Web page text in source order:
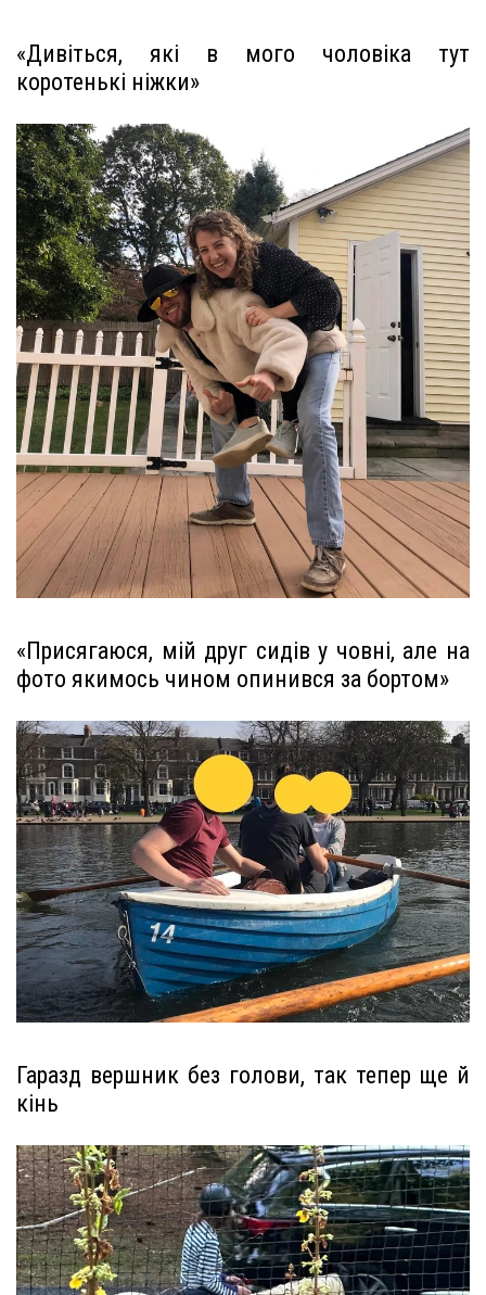
«Дивіться, які в мого чоловіка тут
коротенькі ніжки»
«Присягаюся, мій друг сидів у човні, але на
фото якимось чином опинився за бортом»
Гаразд вершник без голови, так тепер ще й
кінь